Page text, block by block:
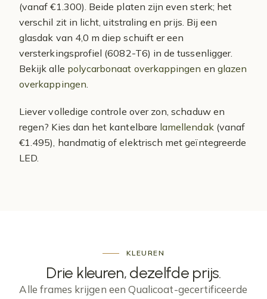
(vanaf €1.300). Beide platen zijn even sterk; het
verschil zit in licht, uitstraling en prijs. Bij een
glasdak van 4,0 m diep schuift er een
versterkingsprofiel (6082-T6) in de tussenligger.
Bekijk alle polycarbonaat overkappingen en glazen
overkappingen.
Liever volledige controle over zon, schaduw en
regen? Kies dan het kantelbare lamellendak(vanaf
€1.495), handmatig of elektrisch met geïntegreerde
LED.
KLEUREN
Drie kleuren,dezelfde prijs.
Alle frames krijgen een Qualicoat-gecertificeerde